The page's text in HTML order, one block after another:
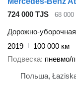
724 000 TJS
68 000
Дорожно-
2019
100 000 км
Подвеска пневмо/
Польша,